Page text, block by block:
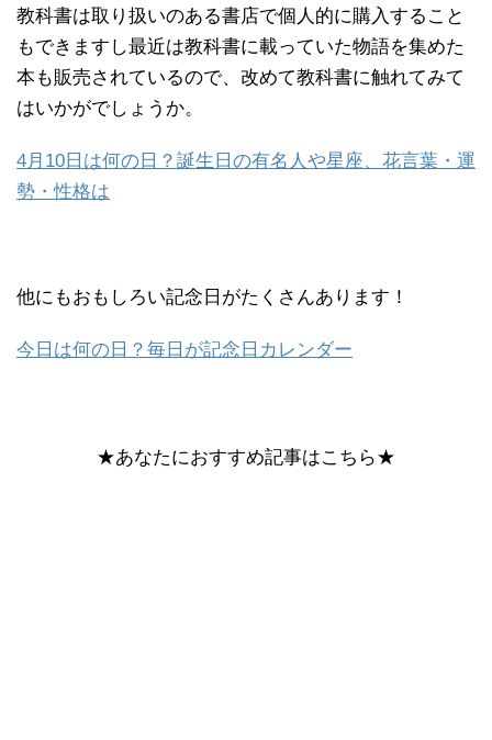
教科書は取り扱いのある書店で個人的に購入すること
もできますし最近は教科書に載っていた物語を集めた
本も販売されているので、改めて教科書に触れてみて
はいかがでしょうか。
4月10日は何の日？誕生日の有名人や星座、花言葉・運
勢・性格は
他にもおもしろい記念日がたくさんあります！
今日は何の日？毎日が記念日カレンダー
★あなたにおすすめ記事はこちら★